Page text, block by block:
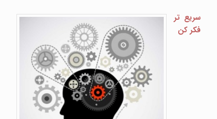
سریع تر
فکر کن